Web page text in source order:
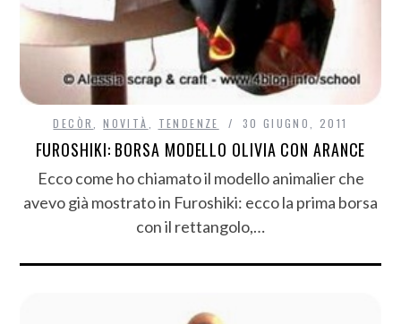
DECÒR ,NOVITÀ TENDENZE 30 GIUGNO, 2011
FUROSHIKI: BORSA MODELLO OLIVIA CON ARANCE
Ecco come ho chiamato il modello animalier che
avevo già mostrato in Furoshiki: ecco la prima borsa
con il rettangolo,…